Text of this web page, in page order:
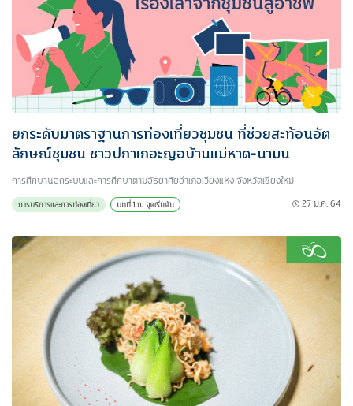
ยกระดับมาตราฐานการท่องเที่ยวชุมชน ที่ช่วยสะท้อนอัต
ลักษณ์ชุมชน ชาวปกาเกอะญอบ้านแม่หาด-นามน
การศึกษานอกระบบและการศึกษาตามอัธยาศัยอำเภอเวียงแหง จังหวัดเชียงใหม่
การบริการและการท่องเที่ยว บทที่ 1 ณ จุดเริ่มต้น 27 ม.ค. 64